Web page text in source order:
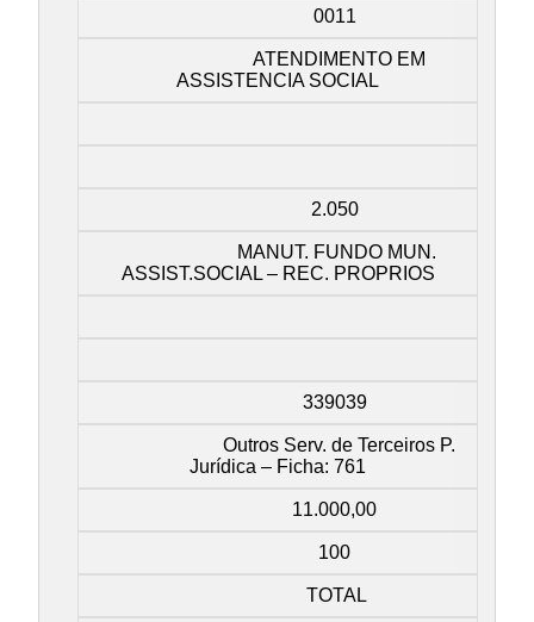
0011
ATENDIMENTO EM
ASSISTENCIA SOCIAL
2.050
MANUT. FUNDO MUN.
ASSIST.SOCIAL – REC. PROPRIOS
339039
Outros Serv. de Terceiros P.
Jurídica – Ficha: 761
11.000,00
100
TOTAL